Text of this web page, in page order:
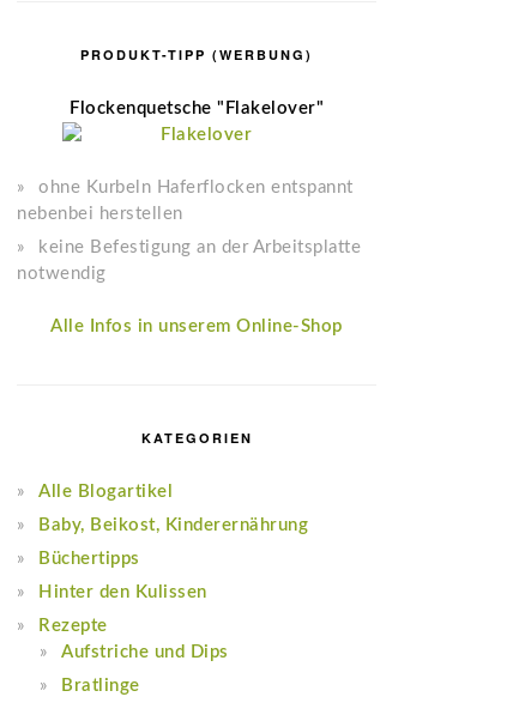
PRODUKT-TIPP (WERBUNG)
Flockenquetsche "Flakelover"
ohne Kurbeln Haferflocken entspannt
nebenbei herstellen
keine Befestigung an der Arbeitsplatte
notwendig
Alle Infos in unserem Online-Shop
KATEGORIEN
Alle Blogartikel
Baby, Beikost, Kinderernährung
Büchertipps
Hinter den Kulissen
Rezepte
Aufstriche und Dips
Bratlinge